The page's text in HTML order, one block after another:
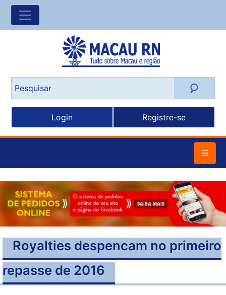
Login Registre-se
☰
Royalties despencam no primeiro
repasse de 2016